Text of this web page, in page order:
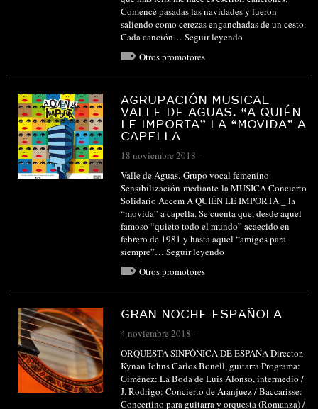
Comencé pasadas las navidades y fueron
saliendo como cerezas enganchadas de un cesto.
Cada canción… Seguir leyendo
Otros promotores
AGRUPACIÓN MUSICAL
VALLE DE AGUAS. “A QUIÉN
LE IMPORTA” LA “MOVIDA” A
CAPELLA
18 noviembre 2018 -
Valle de Aguas. Grupo vocal femenino
Sensibilización mediante la MÚSICA Concierto
Solidario Accem A QUIÉN LE IMPORTA _ la
“movida” a capella. Se cuenta que, desde aquel
famoso “quieto todo el mundo” acaecido en
febrero de 1981 y hasta aquel “amigos para
siempre”… Seguir leyendo
Otros promotores
GRAN NOCHE ESPAÑOLA
4 noviembre 2018 -
ORQUESTA SINFÓNICA DE ESPAÑA Director,
Kynan Johns Carlos Bonell, guitarra Programa:
Giménez: La Boda de Luis Alonso, intermedio /
J. Rodrigo: Concierto de Aranjuez / Baccarisse:
Concertino para guitarra y orquesta (Romanza) /